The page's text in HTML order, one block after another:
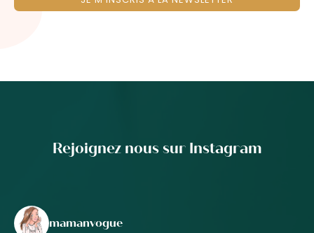
Rejoignez nous sur Instagram
mamanvogue